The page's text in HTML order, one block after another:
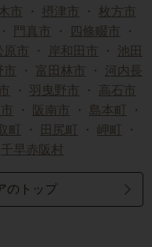
市 ・ 摂津市 ・ 枚方市
・ 門真市 ・ 四條畷市
・
原市 ・ 岸和田市 ・ 池田
市 ・ 富田林市 ・ 河内長
・ 羽曳野市 ・ 高石市
・ 阪南市 ・ 島本町
・
町 ・ 田尻町 ・ 岬町
・
千早赤阪村
のトップ